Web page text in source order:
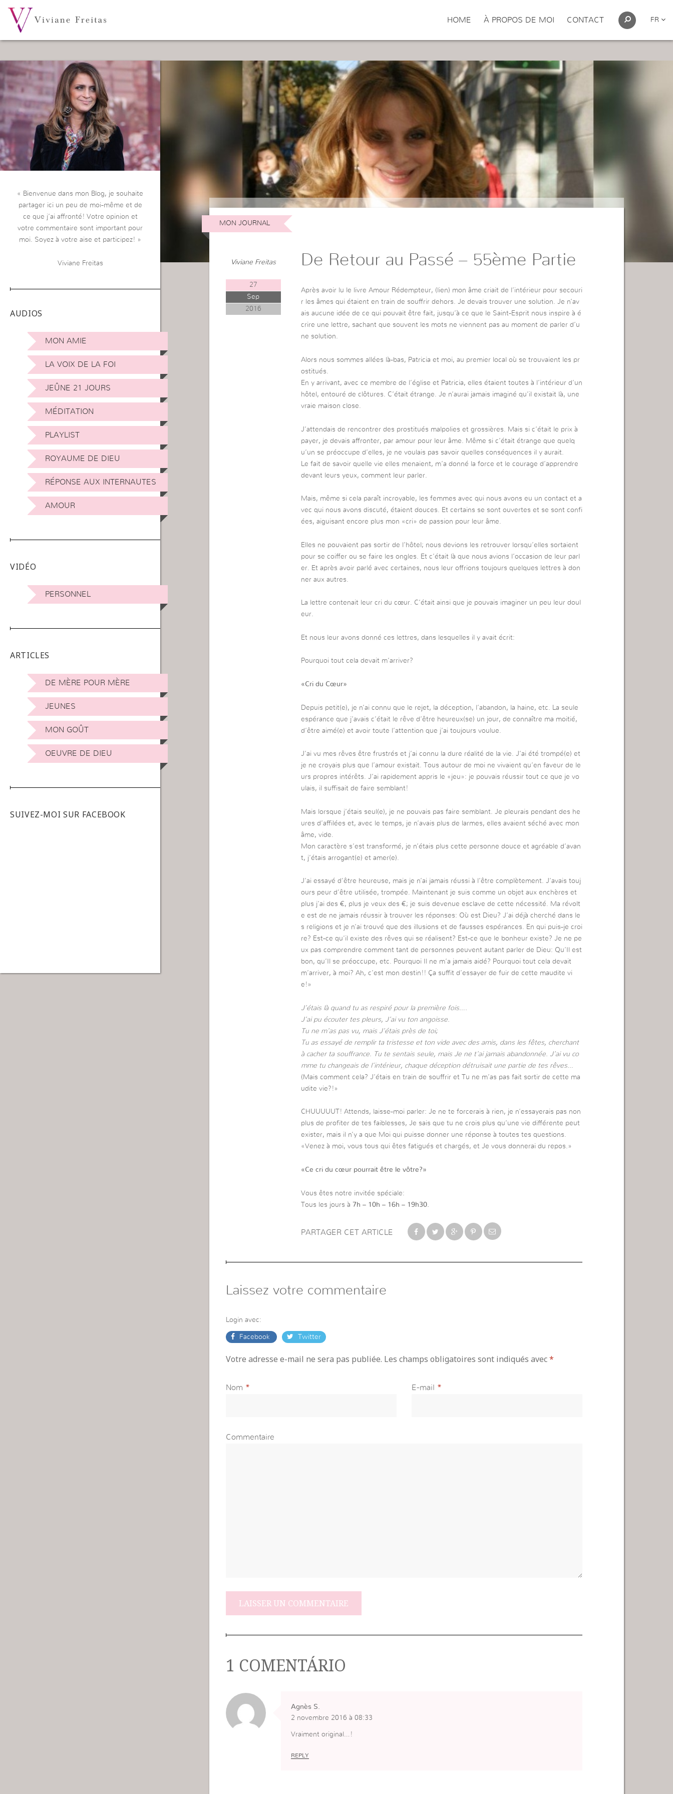
HOME À PROPOS DE MOI CONTACT FR
« Bienvenue dans mon Blog, je souhaite
partager ici un peu de moi-même et de
ce que j’ai affronté! Votre opinion et
votre commentaire sont important pour
moi. Soyez à votre aise et participez! »
Viviane Freitas
AUDIOS
MON AMIE
LA VOIX DE LA FOI
JEÛNE 21 JOURS
MÉDITATION
PLAYLIST
ROYAUME DE DIEU
RÉPONSE AUX INTERNAUTES
AMOUR
VIDÉO
PERSONNEL
ARTICLES
DE MÈRE POUR MÈRE
JEUNES
MON GOÛT
OEUVRE DE DIEU
SUIVEZ-MOI SUR FACEBOOK
MON JOURNAL
Viviane Freitas
27
Sep
2016
De Retour au Passé – 55ème Partie
Après avoir lu le livre Amour Rédempteur, (lien) mon âme criait de l’intérieur pour secouri
r les âmes qui étaient en train de souffrir dehors. Je devais trouver une solution. Je n’av
ais aucune idée de ce qui pouvait être fait, jusqu’à ce que le Saint-Esprit nous inspire à é
crire une lettre, sachant que souvent les mots ne viennent pas au moment de parler d’u
ne solution.
Alors nous sommes allées là-bas, Patricia et moi, au premier local où se trouvaient les pr
ostitués.
En y arrivant, avec ce membre de l’église et Patricia, elles étaient toutes à l’intérieur d’un
hôtel, entouré de clôtures. C’était étrange. Je n’aurai jamais imaginé qu’il existait là, une
vraie maison close.
J’attendais de rencontrer des prostitués malpolies et grossières. Mais si c’était le prix à
payer, je devais affronter, par amour pour leur âme. Même si c’était étrange que quelq
u’un se préoccupe d’elles, je ne voulais pas savoir quelles conséquences il y aurait.
Le fait de savoir quelle vie elles menaient, m’a donné la force et le courage d’apprendre
devant leurs yeux, comment leur parler.
Mais, même si cela paraît incroyable, les femmes avec qui nous avons eu un contact et a
vec qui nous avons discuté, étaient douces. Et certains se sont ouvertes et se sont confi
ées, aiguisant encore plus mon «cri» de passion pour leur âme.
Elles ne pouvaient pas sortir de l’hôtel; nous devions les retrouver lorsqu’elles sortaient
pour se coiffer ou se faire les ongles. Et c’était là que nous avions l’occasion de leur parl
er. Et après avoir parlé avec certaines, nous leur offrions toujours quelques lettres à don
ner aux autres.
La lettre contenait leur cri du cœur. C’était ainsi que je pouvais imaginer un peu leur doul
eur.
Et nous leur avons donné ces lettres, dans lesquelles il y avait écrit:
Pourquoi tout cela devait m’arriver?
«Cri du Cœur»
Depuis petit(e), je n’ai connu que le rejet, la déception, l’abandon, la haine, etc. La seule
espérance que j’avais c’était le rêve d’être heureux(se) un jour, de connaître ma moitié,
d’être aimé(e) et avoir toute l’attention que j’ai toujours voulue.
J’ai vu mes rêves être frustrés et j’ai connu la dure réalité de la vie. J’ai été trompé(e) et
je ne croyais plus que l’amour existait. Tous autour de moi ne vivaient qu’en faveur de le
urs propres intérêts. J’ai rapidement appris le «jeu»: je pouvais réussir tout ce que je vo
ulais, il suffisait de faire semblant!
Mais lorsque j’étais seul(e), je ne pouvais pas faire semblant. Je pleurais pendant des he
ures d’affilées et, avec le temps, je n’avais plus de larmes, elles avaient séché avec mon
âme, vide.
Mon caractère s’est transformé, je n’étais plus cette personne douce et agréable d’avan
t, j’étais arrogant(e) et amer(e).
J’ai essayé d’être heureuse, mais je n’ai jamais réussi à l’être complètement. J’avais touj
ours peur d’être utilisée, trompée. Maintenant je suis comme un objet aux enchères et
plus j’ai des €, plus je veux des €; je suis devenue esclave de cette nécessité. Ma révolt
e est de ne jamais réussir à trouver les réponses: Où est Dieu? J’ai déjà cherché dans le
s religions et je n’ai trouvé que des illusions et de fausses espérances. En qui puis-je croi
re? Est-ce qu’il existe des rêves qui se réalisent? Est-ce que le bonheur existe? Je ne pe
ux pas comprendre comment tant de personnes peuvent autant parler de Dieu: Qu’Il est
bon, qu’Il se préoccupe, etc. Pourquoi Il ne m’a jamais aidé? Pourquoi tout cela devait
m’arriver, à moi? Ah, c’est mon destin!! Ça suffit d’essayer de fuir de cette maudite vi
e!»
J’étais là quand tu as respiré pour la première fois….
J’ai pu écouter tes pleurs, J’ai vu ton angoisse.
Tu ne m’as pas vu, mais J’étais près de toi;
Tu as essayé de remplir ta tristesse et ton vide avec des amis, dans les fêtes, cherchant
à cacher ta souffrance. Tu te sentais seule, mais Je ne t’ai jamais abandonnée. J’ai vu co
mme tu changeais de l’intérieur, chaque déception détruisait une partie de tes rêves…
(Mais comment cela? J’étais en train de souffrir et Tu ne m’as pas fait sortir de cette ma
udite vie?!»
CHUUUUUT! Attends, laisse-moi parler: Je ne te forcerais à rien, je n’essayerais pas non
plus de profiter de tes faiblesses, Je sais que tu ne crois plus qu’une vie différente peut
exister, mais il n’y a que Moi qui puisse donner une réponse à toutes tes questions.
«Venez à moi, vous tous qui êtes fatigués et chargés, et Je vous donnerai du repos.»
«Ce cri du cœur pourrait être le vôtre?»
Vous êtes notre invitée spéciale:
Tous les jours à 7h – 10h – 16h – 19h30.
PARTAGER CET ARTICLE
Laissez votre commentaire
Login avec:
Facebook Twitter
Votre adresse e-mail ne sera pas publiée. Les champs obligatoires sont indiqués avec*
Nom * E-mail *
Commentaire
1 COMENTÁRIO
Agnès S.
2 novembre 2016 à 08:33
Vraiment original…!
REPLY